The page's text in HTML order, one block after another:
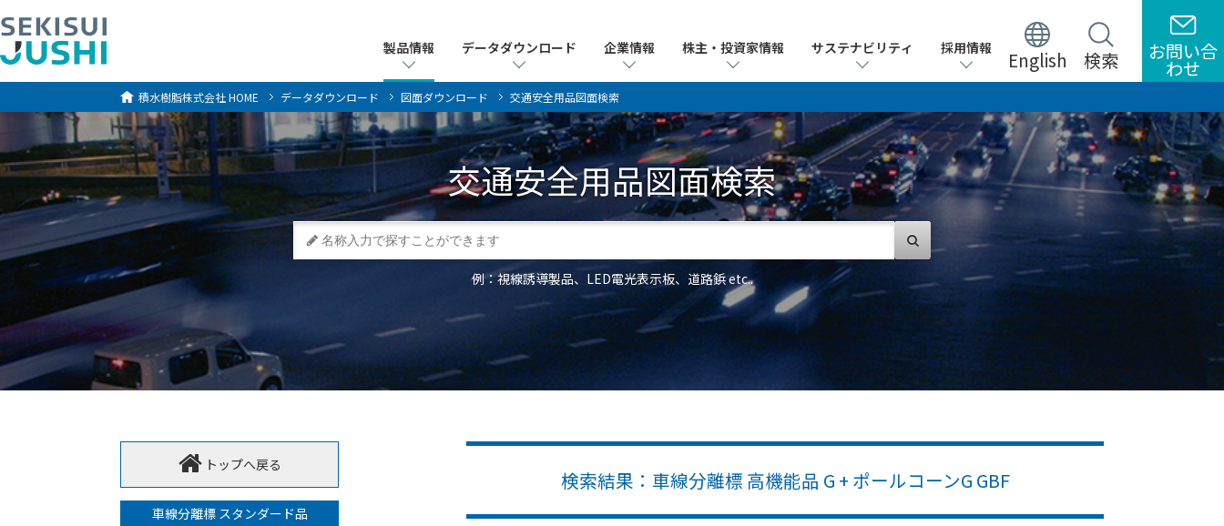
製品情報 データダウンロード 企業情報 株主・投資家情報 サステナビリティ 採用情報 English 検索 お問い合
わせ
製品情報 データダウンロード 企業情報 株主・投資家情報 サステナビリティ 採用情報 English 検索 お問い合
わせ
積水樹脂株式会社HOME データダウンロード 図面ダウンロード 交通安全用品図面検索
交通安全用品図面検索
例：視線誘導製品、LED電光表示板、道路鋲 etc..
検索結果：車線分離標 高機能品 G + ポールコーンG GBF
トップへ戻る
車線分離標 スタンダード品